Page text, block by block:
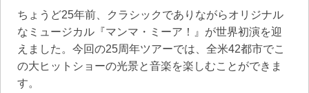
ちょうど25年前、クラシックでありながらオリジナル
なミュージカル『マンマ・ミーア！』が世界初演を迎
えました。今回の25周年ツアーでは、全米42都市でこ
の大ヒットショーの光景と音楽を楽しむことができま
す。